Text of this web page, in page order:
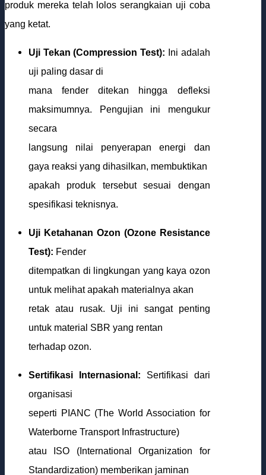
produk mereka telah lolos serangkaian uji coba
yang ketat.
Uji Tekan (Compression Test):
Ini adalah
uji paling dasar di
mana fender ditekan hingga defleksi
maksimumnya. Pengujian ini mengukur
secara
langsung nilai penyerapan energi dan
gaya reaksi yang dihasilkan, membuktikan
apakah produk tersebut sesuai dengan
spesifikasi teknisnya.
Uji Ketahanan Ozon (Ozone Resistance
Test): Fender
ditempatkan di lingkungan yang kaya ozon
untuk melihat apakah materialnya akan
retak atau rusak. Uji ini sangat penting
untuk material SBR yang rentan
terhadap ozon.
Sertifikasi Internasional: Sertifikasi dari
organisasi
seperti PIANC (The World Association for
Waterborne Transport Infrastructure)
atau ISO (International Organization for
Standardization) memberikan jaminan